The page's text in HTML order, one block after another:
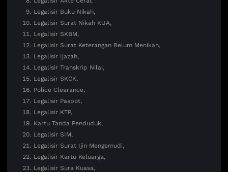
Legalisir Buku Nikah,
Legalisir Surat Nikah KUA,
Legalisir SKBM,
Legalisir Surat Keterangan Belum Menikah,
Legalisir Ijazah,
Legalisir Transkrip Nilai,
Legalisir SKCK,
Police Clearance,
Legalisir Paspot,
Legalisir KTP,
Kartu Tanda Penduduk,
Legalisir SIM,
Legalisir Surat Ijin Mengemudi,
Legalisir Kartu Keluarga,
Legalisir Sura Kuasa,